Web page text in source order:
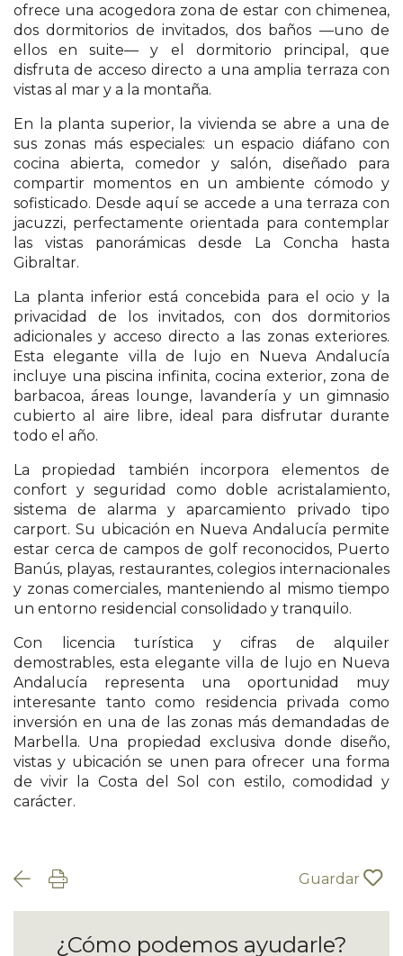
ofrece una acogedora zona de estar con chimenea,
dos dormitorios de invitados, dos baños —uno de
ellos en suite— y el dormitorio principal, que
disfruta de acceso directo a una amplia terraza con
vistas al mar y a la montaña.
En la planta superior, la vivienda se abre a una de
sus zonas más especiales: un espacio diáfano con
cocina abierta, comedor y salón, diseñado para
compartir momentos en un ambiente cómodo y
sofisticado. Desde aquí se accede a una terraza con
jacuzzi, perfectamente orientada para contemplar
las vistas panorámicas desde La Concha hasta
Gibraltar.
La planta inferior está concebida para el ocio y la
privacidad de los invitados, con dos dormitorios
adicionales y acceso directo a las zonas exteriores.
Esta elegante villa de lujo en Nueva Andalucía
incluye una piscina infinita, cocina exterior, zona de
barbacoa, áreas lounge, lavandería y un gimnasio
cubierto al aire libre, ideal para disfrutar durante
todo el año.
La propiedad también incorpora elementos de
confort y seguridad como doble acristalamiento,
sistema de alarma y aparcamiento privado tipo
carport. Su ubicación en Nueva Andalucía permite
estar cerca de campos de golf reconocidos, Puerto
Banús, playas, restaurantes, colegios internacionales
y zonas comerciales, manteniendo al mismo tiempo
un entorno residencial consolidado y tranquilo.
Con licencia turística y cifras de alquiler
demostrables, esta elegante villa de lujo en Nueva
Andalucía representa una oportunidad muy
interesante tanto como residencia privada como
inversión en una de las zonas más demandadas de
Marbella. Una propiedad exclusiva donde diseño,
vistas y ubicación se unen para ofrecer una forma
de vivir la Costa del Sol con estilo, comodidad y
carácter.
Guardar
¿Cómo podemos ayudarle?